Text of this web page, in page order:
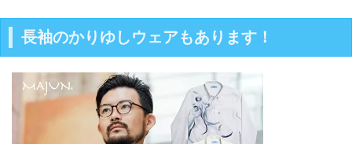
長袖のかりゆしウェアもあります！